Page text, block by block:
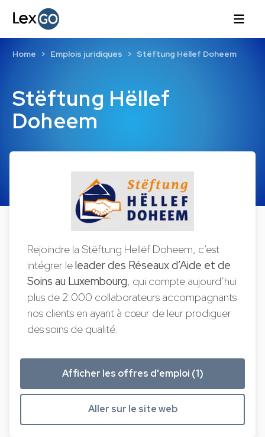
Stëftung Hëllef
Doheem
Home Emplois juridiques Stëftung Hëllef Doheem
Rejoindre la Stëftung Hellëf Doheem, c’est
intégrer leleader des Réseaux d’Aide et de
Soins au Luxembourg, qui compte aujourd’hui
plus de 2.000 collaborateurs accompagnants
nos clients en ayant à cœur de leur prodiguer
des soins de qualité.
Afficher les offres d'emploi (1)
Aller sur le site web